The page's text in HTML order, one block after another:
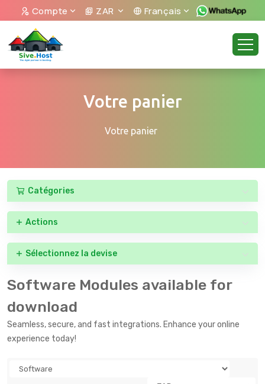
Compte ZAR Français
Votre panier
Votre panier
Catégories
Actions
Sélectionnez la devise
Software Modules available for
download
Seamless, secure, and fast integrations. Enhance your online
experience today!